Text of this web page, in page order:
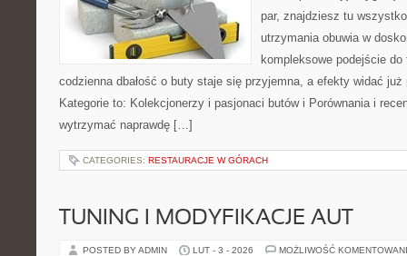
par, znajdziesz tu
utrzymania obuwia w
kompleksowe podejście
codzienna dbałość o buty staje się przyjemna, a efekty widać
Kategorie to: Kolekcjonerzy i pasjonaci butów i Porównania i
wytrzymać naprawdę […]
CATEGORIES: RESTAURACJE W GÓRACH
TUNING I MODYFIKACJE AUT
POSTED BY ADMIN LUT - 3 - 2026 MOŻLIWOŚĆ